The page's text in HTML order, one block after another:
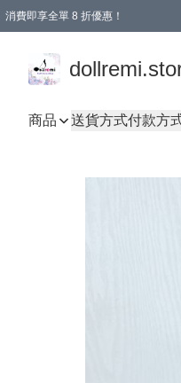
消費即享全單 8 折優惠！
商品 送貨方式付款方